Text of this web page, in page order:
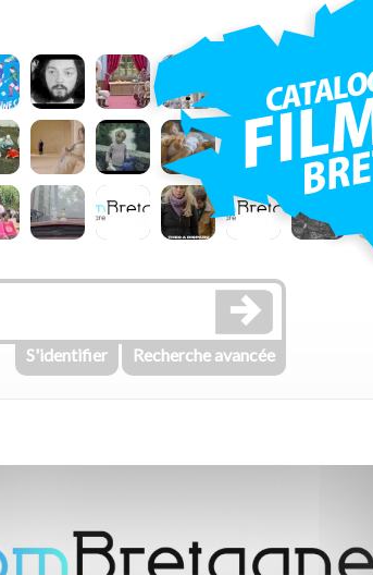
S'identifier Recherche avancée